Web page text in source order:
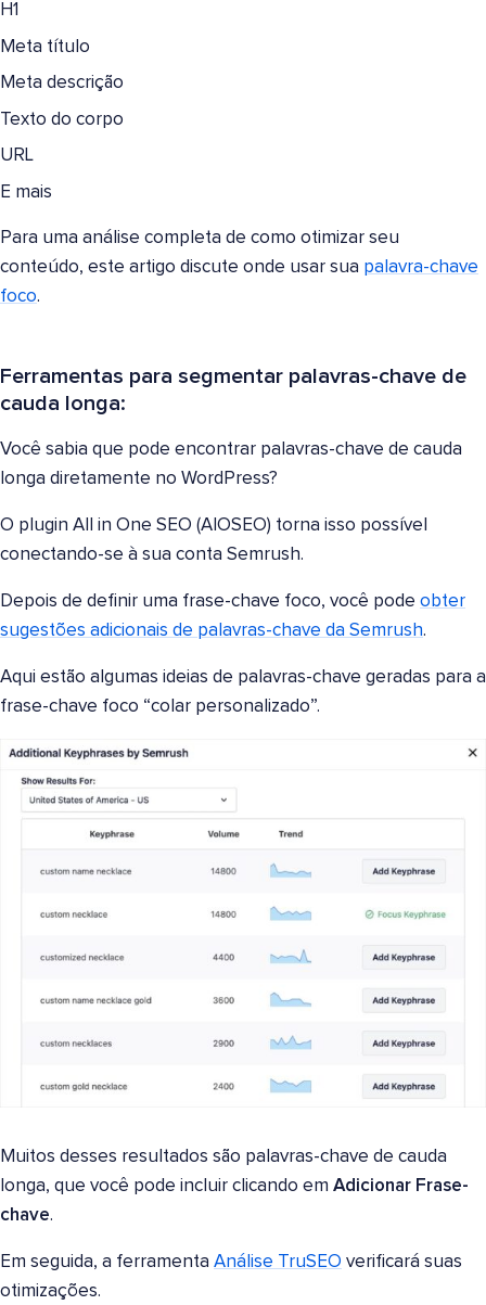
H1
Meta título
Meta descrição
Texto do corpo
URL
E mais
Para uma análise completa de como otimizar seu
conteúdo, este artigo discute onde usar sua palavra-chave
foco.
Ferramentas para segmentar palavras-chave de
cauda longa:
Você sabia que pode encontrar palavras-chave de cauda
longa diretamente no WordPress?
O plugin All in One SEO (AIOSEO) torna isso possível
conectando-se à sua conta Semrush.
Depois de definir uma frase-chave foco, você pode obter
sugestões adicionais de palavras-chave da Semrush.
Aqui estão algumas ideias de palavras-chave geradas para a
frase-chave foco “colar personalizado”.
Muitos desses resultados são palavras-chave de cauda
longa, que você pode incluir clicando em Adicionar Frase-
chave.
Em seguida, a ferramenta Análise TruSEO verificará suas
otimizações.